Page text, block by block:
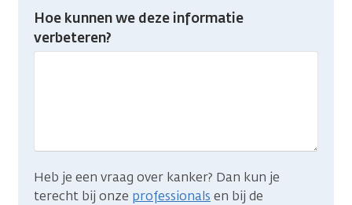
Heb
gevonden
Hoe kunnen we deze informatie
verbeteren?
Heb je een vraag over kanker? Dan kun je
terecht bij onze professionals en bij de